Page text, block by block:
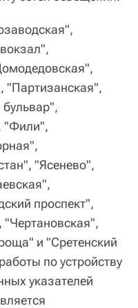
"Партизанская",
"Фили",
"Ясенево",
проспект",
"Чертановская",
и "Сретенский
по устройству
указателей